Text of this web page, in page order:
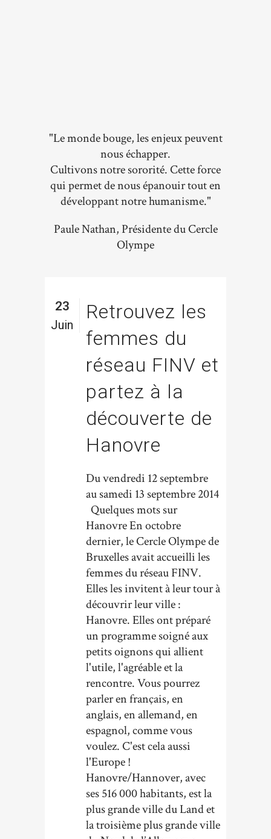
"Le monde bouge, les enjeux peuvent
nous échapper.
Cultivons notre sororité. Cette force
qui permet de nous épanouir tout en
développant notre humanisme."
Paule Nathan, Présidente du Cercle
Olympe
23
Juin
Retrouvez les
femmes du
réseau FINV et
partez à la
découverte de
Hanovre
Du vendredi 12 septembre
au samedi 13 septembre 2014
Quelques mots sur
Hanovre En octobre
dernier, le Cercle Olympe de
Bruxelles avait accueilli les
femmes du réseau FINV.
Elles les invitent à leur tour à
découvrir leur ville :
Hanovre. Elles ont préparé
un programme soigné aux
petits oignons qui allient
l'utile, l'agréable et la
rencontre. Vous pourrez
parler en français, en
anglais, en allemand, en
espagnol, comme vous
voulez. C'est cela aussi
l'Europe !
Hanovre/Hannover, avec
ses 516 000 habitants, est la
plus grande ville du Land et
la troisième plus grande ville